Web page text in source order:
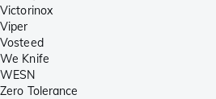
Victorinox
Viper
Vosteed
We Knife
WESN
Zero Tolerance